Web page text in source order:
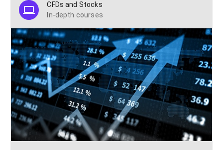
CFDs and Stocks
In-depth courses